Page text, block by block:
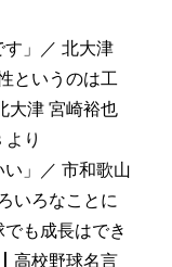
す」／ 北大津
というのは工
大津 宮崎裕也
より
い」／ 市和歌山
いろなことに
も成長はでき
高校野球名言